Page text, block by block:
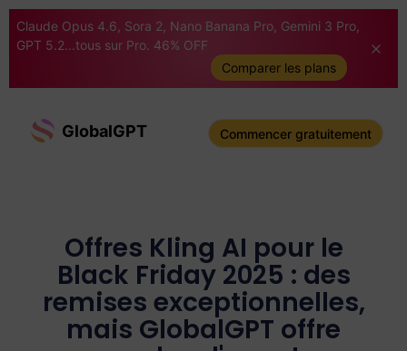
Claude Opus 4.6, Sora 2, Nano Banana Pro, Gemini 3 Pro,
GPT 5.2...tous sur Pro. 46% OFF
Comparer les plans
GlobalGPT Commencer gratuitement
Offres Kling AI pour le
Black Friday 2025 : des
remises exceptionnelles,
mais GlobalGPT offre